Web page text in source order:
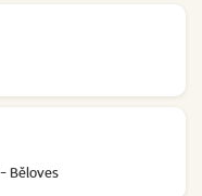
Běloves